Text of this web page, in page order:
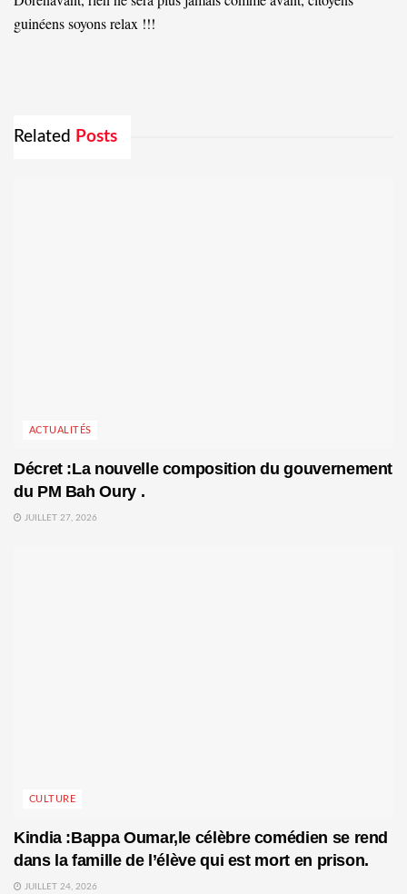
guinéens soyons relax !!!
Related Posts
ACTUALITÉS
Décret :La nouvelle composition du gouvernement
du PM Bah Oury .
JUILLET 27, 2026
CULTURE
Kindia :Bappa Oumar,le célèbre comédien se rend
dans la famille de l’élève qui est mort en prison.
JUILLET 24, 2026